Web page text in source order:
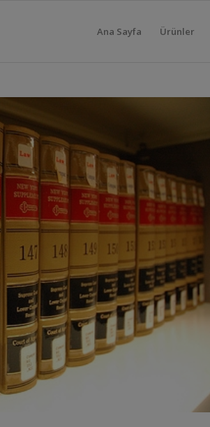
Ana Sayfa Ürünler